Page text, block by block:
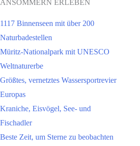
ANSOMMERN ERLEBEN
1117 Binnenseen mit über 200
Naturbadestellen
Müritz-Nationalpark mit UNESCO
Weltnaturerbe
Größtes, vernetztes Wassersportrevier
Europas
Kraniche, Eisvögel, See- und
Fischadler
Beste Zeit, um Sterne zu beobachten